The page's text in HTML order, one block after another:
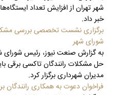
شهر تهران از افزایش تعداد
خبر داد.
برگزاری نشست تخصصی بررسی
شورای شهر
به گزارش صنعت نیوز، رئیس شورای
حل مشکلات رانندگان تاکسی برقی
مدیران شهرداری برگزار کرد.
فراخوان دعوت به همکاری رانندگان